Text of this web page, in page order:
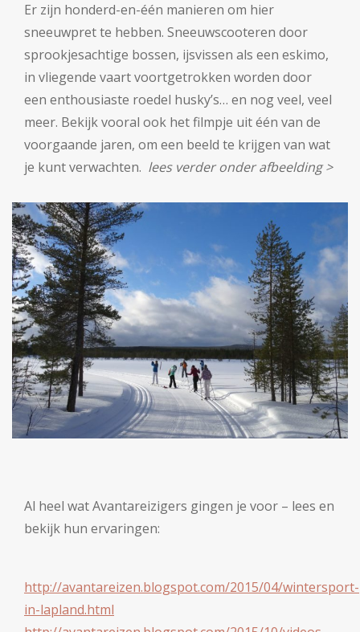
Er zijn honderd-en-één manieren om hier
sneeuwpret te hebben. Sneeuwscooteren door
sprookjesachtige bossen, ijsvissen als een eskimo,
in vliegende vaart voortgetrokken worden door
een enthousiaste roedel husky’s… en nog veel, veel
meer. Bekijk vooral ook het filmpje uit één van de
voorgaande jaren, om een beeld te krijgen van wat
je kunt verwachten. lees verder onder afbeelding >
Al heel wat Avantareizigers gingen je voor – lees en
bekijk hun ervaringen:
http://avantareizen.blogspot.com/2015/04/wintersport-
in-lapland.html